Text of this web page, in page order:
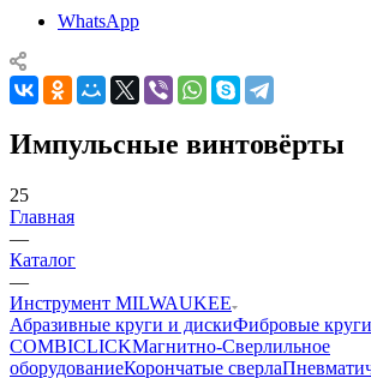
WhatsApp
Импульсные винтовёрты
25
Главная
—
Каталог
—
Инструмент MILWAUKEE
Абразивные круги и дискиФибровые круги
COMBICLICKМагнитно-Сверлильное
оборудованиеКорончатые сверла